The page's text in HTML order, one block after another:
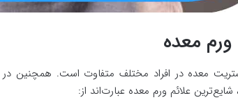
ورم معده
معده در افراد مختلف متفاوت است. همچنین در
شایع‌ترین علائم ورم معده عبارت‌اند از: